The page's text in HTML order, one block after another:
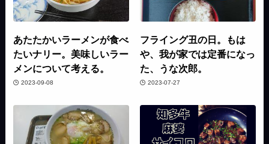
あたたかいラーメンが食べ
たいナリー。美味しいラー
メンについて考える。
2023-09-08
フライング丑の日。もは
や、我が家では定番になっ
た、うな次郎。
2023-07-27